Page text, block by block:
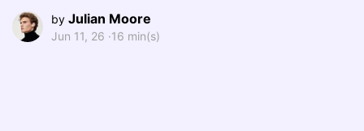
by Julian Moore
Jun 11, 26 ·16 min(s)